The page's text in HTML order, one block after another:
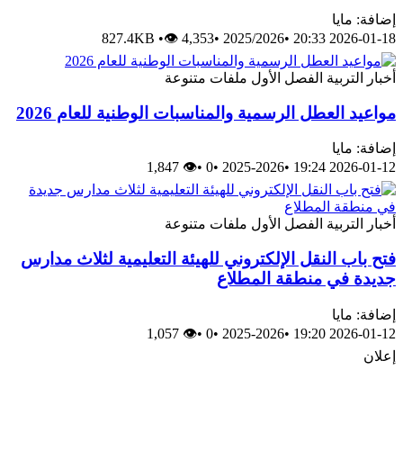
إضافة: مايا
2026-01-18 20:33
•
2025/2026
•
827.4KB •👁 4,353
أخبار التربية الفصل الأول ملفات متنوعة
مواعيد العطل الرسمية والمناسبات الوطنية للعام 2026
إضافة: مايا
2026-01-12 19:24
•
2025-2026
•
0
•
👁 1,847
أخبار التربية الفصل الأول ملفات متنوعة
فتح باب النقل الإلكتروني للهيئة التعليمية لثلاث مدارس
جديدة في منطقة المطلاع
إضافة: مايا
2026-01-12 19:20
•
2025-2026
•
0
•
👁 1,057
إعلان